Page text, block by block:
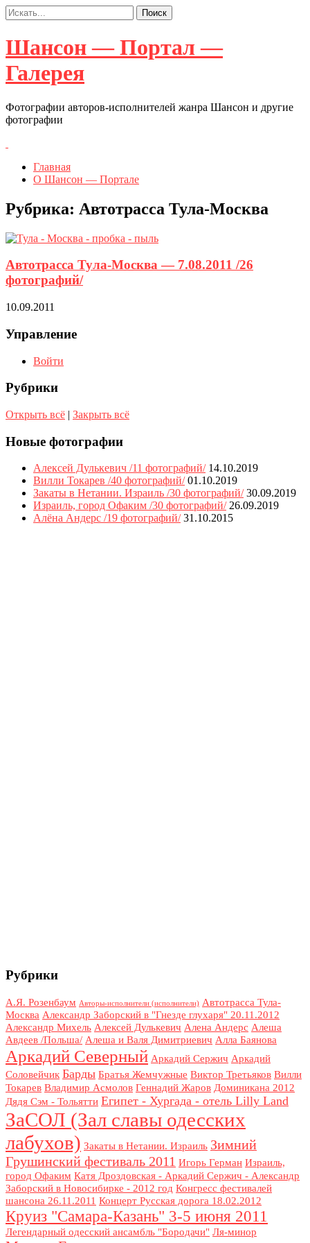
Шансон — Портал —
Галерея
Фотографии авторов-исполнителей жанра Шансон и другие
фотографии
Главная
О Шансон — Портале
Рубрика: Автотрасса Тула-Москва
Автотрасса Тула-Москва — 7.08.2011 /26
фотографий/
10.09.2011
Управление
Войти
Рубрики
Открыть всё | Закрыть всё
Новые фотографии
Алексей Дулькевич /11 фотографий/ 14.10.2019
Вилли Токарев /40 фотографий/ 01.10.2019
Закаты в Нетании. Израиль /30 фотографий/ 30.09.2019
Израиль, город Офаким /30 фотографий/ 26.09.2019
Алёна Андерс /19 фотографий/ 31.10.2015
Рубрики
А.Я. Розенбаум Авторы-исполнители (исполнители) Автотрасса Тула-
Москва Александр Заборский в "Гнезде глухаря" 20.11.2012
Александр Михель Алексей Дулькевич Алена Андерс Алеша
Авдеев /Польша/ Алеша и Валя Димитриевич Алла Баянова
Аркадий Северный Аркадий Сержич Аркадий
Соловейчик Барды Братья Жемчужные Виктор Третьяков Вилли
Токарев Владимир Асмолов Геннадий Жаров Доминикана 2012
Дядя Сэм - Тольятти Египет - Хургада - отель Lilly Land
ЗаСОЛ (Зал славы одесских
лабухов) Закаты в Нетании. Израиль Зимний
Грушинский фестиваль 2011 Игорь Герман Израиль,
город Офаким Катя Дроздовская - Аркадий Сержич - Александр
Заборский в Новосибирке - 2012 год Конгресс фестивалей
шансона 26.11.2011 Концерт Русская дорога 18.02.2012
Круиз "Самара-Казань" 3-5 июня 2011
Легендарный одесский ансамбль "Бородачи" Ля-минор